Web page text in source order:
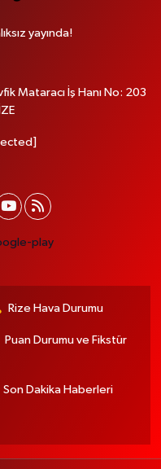
yayında!
Mataracı İş Hanı No: 203
Rize Hava Durumu
Puan Durumu ve Fikstür
Son Dakika Haberleri